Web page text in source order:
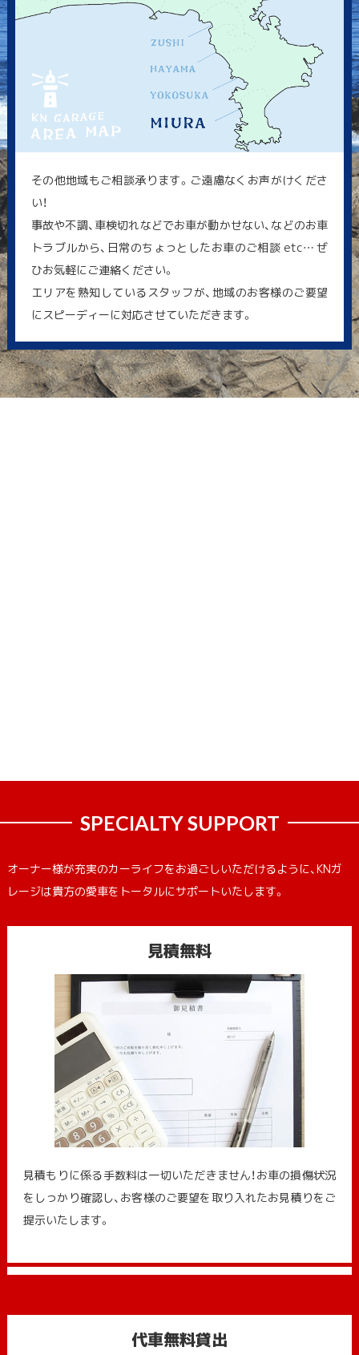
その他地域もご相談承ります。ご遠慮なくお声がけくださ
い！
事故や不調、車検切れなどでお車が動かせない、などのお車
トラブルから、日常のちょっとしたお車のご相談 etc… ぜ
ひお気軽にご連絡ください。
エリアを熟知しているスタッフが、地域のお客様のご要望
にスピーディーに対応させていただきます。
SPECIALTY SUPPORT
オーナー様が充実のカーライフをお過ごしいただけるように、KNガ
レージは貴方の愛車をトータルにサポートいたします。
見積無料
見積もりに係る手数料は一切いただきません！お車の損傷状況
をしっかり確認し、お客様のご要望を取り入れたお見積りをご
提示いたします。
代車無料貸出